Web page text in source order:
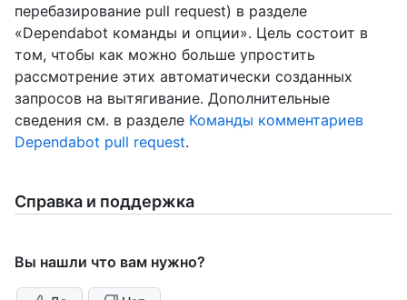
перебазирование pull request) в разделе
«Dependabot команды и опции». Цель состоит в
том, чтобы как можно больше упростить
рассмотрение этих автоматически созданных
запросов на вытягивание. Дополнительные
сведения см. в разделе Команды комментариев
Dependabot pull request.
Справка и поддержка
Вы нашли что вам нужно?